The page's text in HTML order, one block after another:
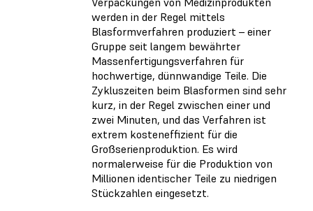
werden in der Regel mittels
Blasformverfahren produziert – einer
Gruppe seit langem bewährter
Massenfertigungsverfahren für
hochwertige, dünnwandige Teile. Die
Zykluszeiten beim Blasformen sind sehr
kurz, in der Regel zwischen einer und
zwei Minuten, und das Verfahren ist
extrem kosteneffizient für die
Großserienproduktion. Es wird
normalerweise für die Produktion von
Millionen identischer Teile zu niedrigen
Stückzahlen eingesetzt.